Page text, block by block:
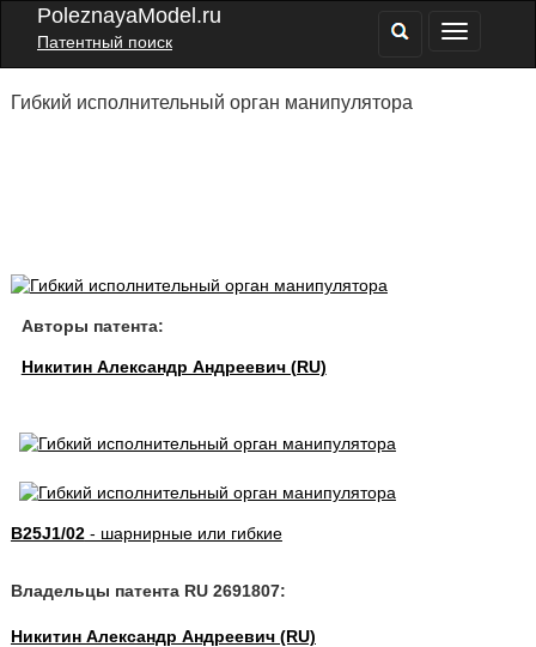
PoleznayaModel.ru
Патентный поиск
Гибкий исполнительный орган манипулятора
Авторы патента:
Никитин Александр Андреевич (RU)
B25J1/02- шарнирные или гибкие
Владельцы патента RU 2691807:
Никитин Александр Андреевич (RU)